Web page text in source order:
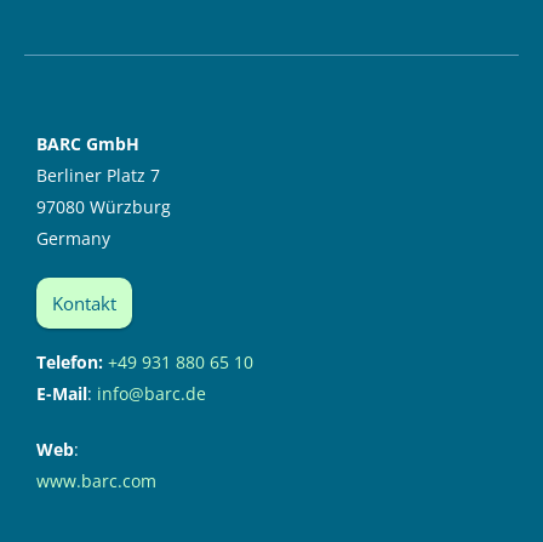
BARC GmbH
Berliner Platz 7
97080 Würzburg
Germany
Kontakt
Telefon: +49 931 880 65 10
E-Mail: info@barc.de
Web:
www.barc.com